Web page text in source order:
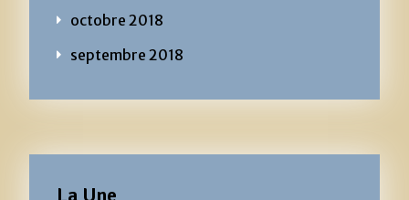
octobre 2018
septembre 2018
La Une